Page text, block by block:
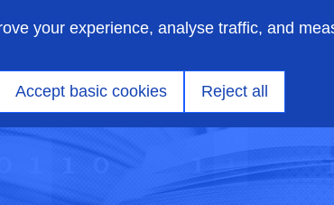
your experience, analyse traffic, and
Accept basic cookies Reject all
品 アプリケーションエンジニアリング